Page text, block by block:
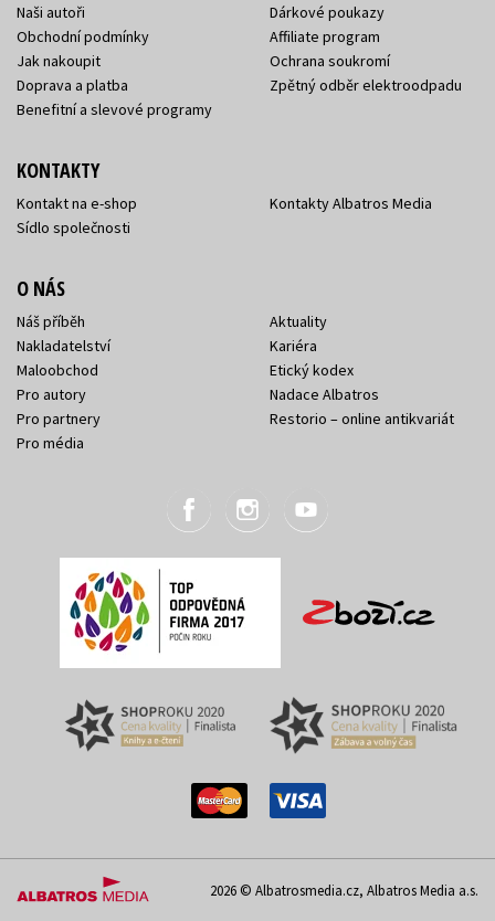
Naši autoři
Obchodní podmínky
Jak nakoupit
Doprava a platba
Benefitní a slevové programy
Dárkové poukazy
Affiliate program
Ochrana soukromí
Zpětný odběr elektroodpadu
KONTAKTY
Kontakt na e-shop
Sídlo společnosti
Kontakty Albatros Media
O NÁS
Náš příběh
Nakladatelství
Maloobchod
Pro autory
Pro partnery
Pro média
Aktuality
Kariéra
Etický kodex
Nadace Albatros
Restorio – online antikvariát
2026 © Albatrosmedia.cz, Albatros Media a.s.